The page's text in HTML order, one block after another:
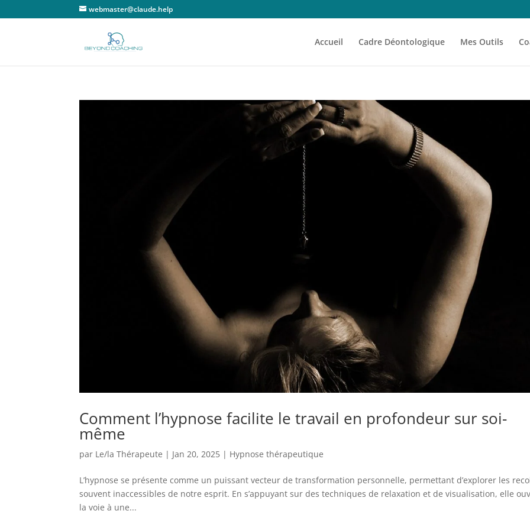
webmaster@claude.help
Accueil Cadre Déontologique Mes Outils
Comment l’hypnose facilite le travail en profondeur sur soi-
même
par Le/la Thérapeute | Jan 20, 2025 | Hypnose thérapeutique
L’hypnose se présente comme un puissant vecteur de transformation personnelle, permettant d’explorer les
souvent inaccessibles de notre esprit. En s’appuyant sur des techniques de relaxation et de visualisation, elle
la voie à une...